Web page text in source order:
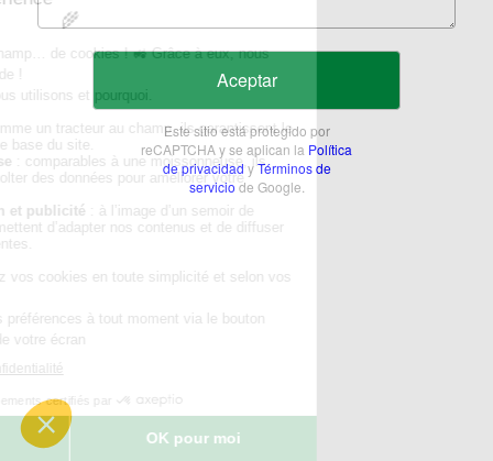
Aceptar
Este sitio está protegido por
reCAPTCHA y se aplican la Política
de privacidad yTérminos de
servicio de Google.